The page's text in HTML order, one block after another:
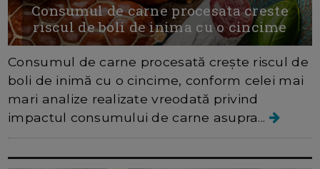
Consumul de carne procesata creste
riscul de boli de inima cu o cincime
Consumul de carne procesată crește riscul de
boli de inimă cu o cincime, conform celei mai
mari analize realizate vreodată privind
impactul consumului de carne asupra...